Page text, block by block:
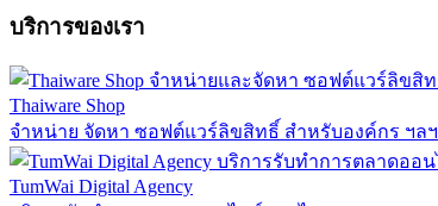
บริการของเรา
Thaiware Shop
จำหน่าย จัดหา ซอฟต์แวร์ลิขสิทธิ์ สำหรับองค์กร ฯลฯ
TumWai Digital Agency